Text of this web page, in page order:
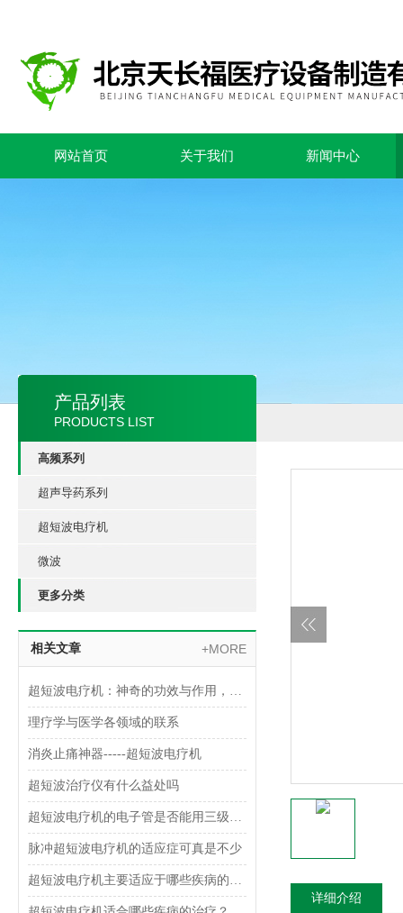
网站首页 关于我们 新闻中心
产品列表
PRODUCTS LIST
高频系列
超声导药系列
超短波电疗机
微波
更多分类
相关文章 +MORE
超短波电疗机：神奇的功效与作用，带你探索未知的医疗领域！
理疗学与医学各领域的联系
消炎止痛神器-----超短波电疗机
超短波治疗仪有什么益处吗
超短波电疗机的电子管是否能用三级管代替呢？怎么代替呢？
脉冲超短波电疗机的适应症可真是不少
超短波电疗机主要适应于哪些疾病的治疗？
详细介绍